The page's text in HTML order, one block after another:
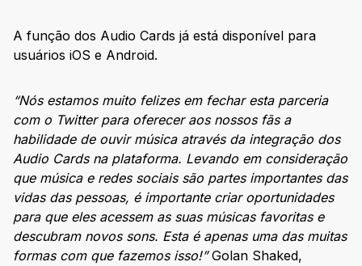
A função dos Audio Cards já está disponível para
usuários iOS e Android.
“Nós estamos muito felizes em fechar esta parceria
com o Twitter para oferecer aos nossos fãs a
habilidade de ouvir música através da integração dos
Audio Cards na plataforma. Levando em consideração
que música e redes sociais são partes importantes das
vidas das pessoas, é importante criar oportunidades
para que eles acessem as suas músicas favoritas e
descubram novos sons. Esta é apenas uma das muitas
formas com que fazemos isso!” Golan Shaked,